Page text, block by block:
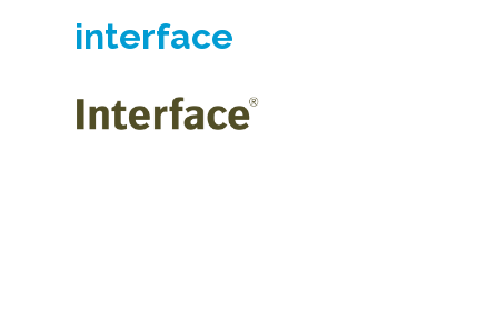
interface